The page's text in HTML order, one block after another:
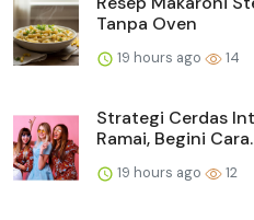
Tanpa Oven
19 hours ago 14
Strategi Cerdas
Ramai, Begini
19 hours ago 12